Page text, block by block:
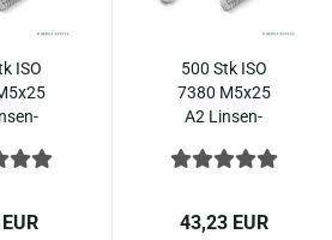
ISO
500 Stk ISO
7380 M5x25
A2 Lin­sen­
nen­sechs­kant,
Edel­stahl
43,23 EUR